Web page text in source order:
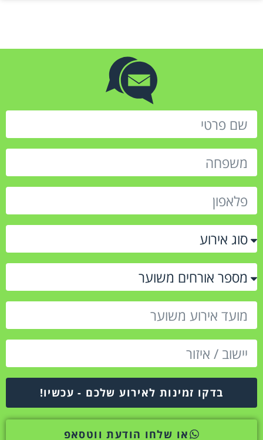
בדקו זמינות לאירוע שלכם - עכשיו!
או שלחו הודעת ווטסאפ